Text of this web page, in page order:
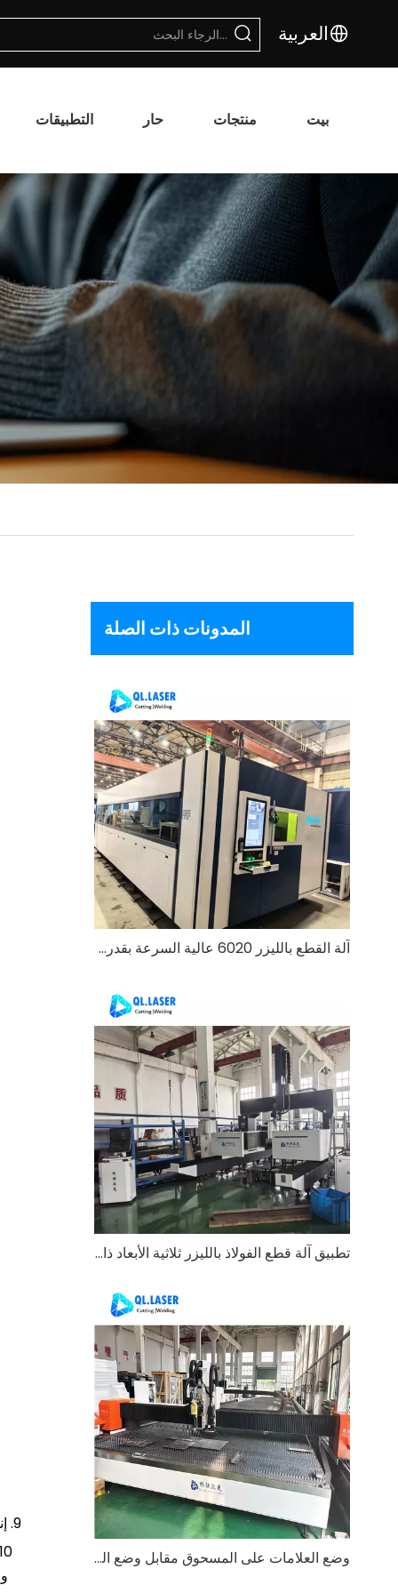
العربية
بيت منتجات حار التطبيقات
9. إنها مناسبة للحام الخياط، اللحام المتداخل، لحام الشرائح الداخلي والخارجي، لحام القوس الدائري، اللحام غير المنتظم وما إلى ذلك؛
10.
المدونات ذات الصلة
آلة القطع بالليزر 6020 عالية السرعة بقدرة 40 كيلو وات وطاولة التبادل: إعادة تعريف معالجة المعادن الثقيلة
تطبيق آلة قطع الفولاذ بالليزر ثلاثية الأبعاد ذات 5 محاور في صناعة بناء الهياكل الفولاذية
وضع العلامات على المسحوق مقابل وضع العلامات النافثة للحبر على آلة القطع بالليزر: التطبيق والاختلافات في صناعة بناء السفن